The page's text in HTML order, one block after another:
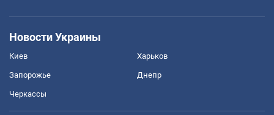
Новости Украины
Киев Харьков
Запорожье Днепр
Черкассы